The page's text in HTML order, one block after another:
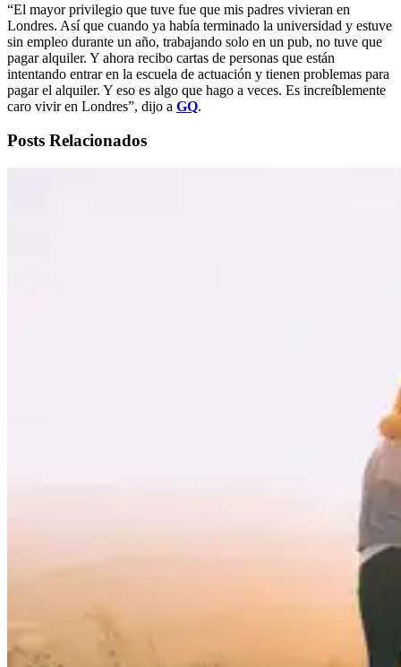
“El mayor privilegio que tuve fue que mis padres vivieran en
Londres. Así que cuando ya había terminado la universidad y estuve
sin empleo durante un año, trabajando solo en un pub, no tuve que
pagar alquiler. Y ahora recibo cartas de personas que están
intentando entrar en la escuela de actuación y tienen problemas para
pagar el alquiler. Y eso es algo que hago a veces. Es increíblemente
caro vivir en Londres”, dijo a GQ.
Posts Relacionados